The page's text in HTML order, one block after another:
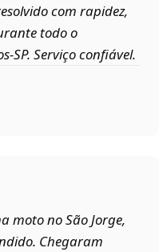
com rapidez,
todo o
Serviço confiável.
moto no São Jorge,
Chegaram